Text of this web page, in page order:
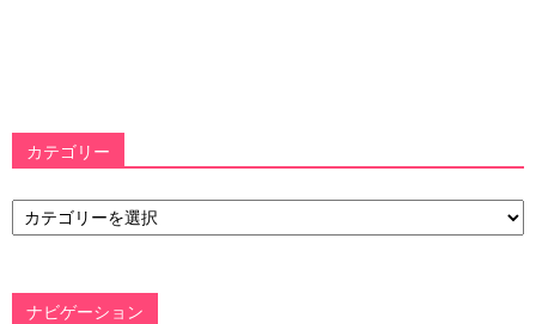
カテゴリー
カ
テ
ー
ナビゲーション